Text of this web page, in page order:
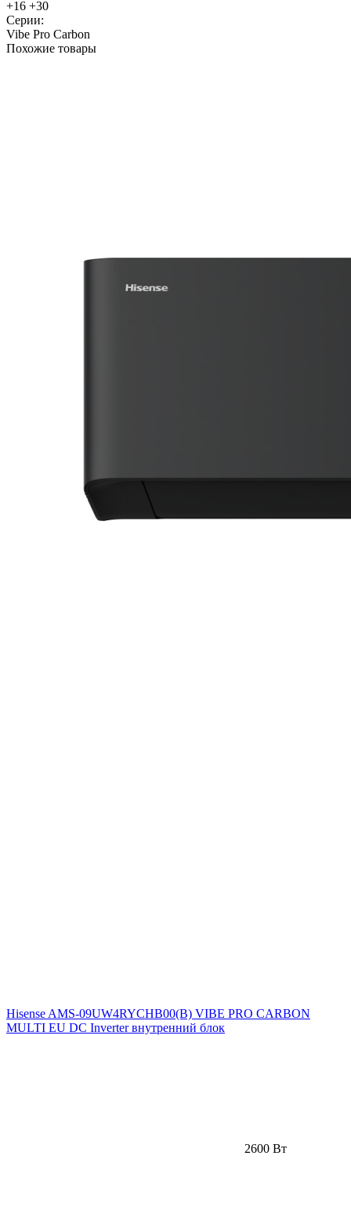
+16 +30
Серии:
Vibe Pro Carbon
Похожие товары
Hisense AMS-09UW4RYCHB00(B) VIBE PRO CARBON
MULTI EU DC Inverter внутренний блок
2600 Вт